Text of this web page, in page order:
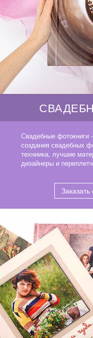
Свадебные фотокниги
создания свадебных
техниика, лучшие
дизайнеры и